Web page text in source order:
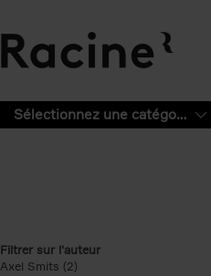
Sélectionnez une catégorie
Filtrer sur l'auteur
Axel Smits (2)